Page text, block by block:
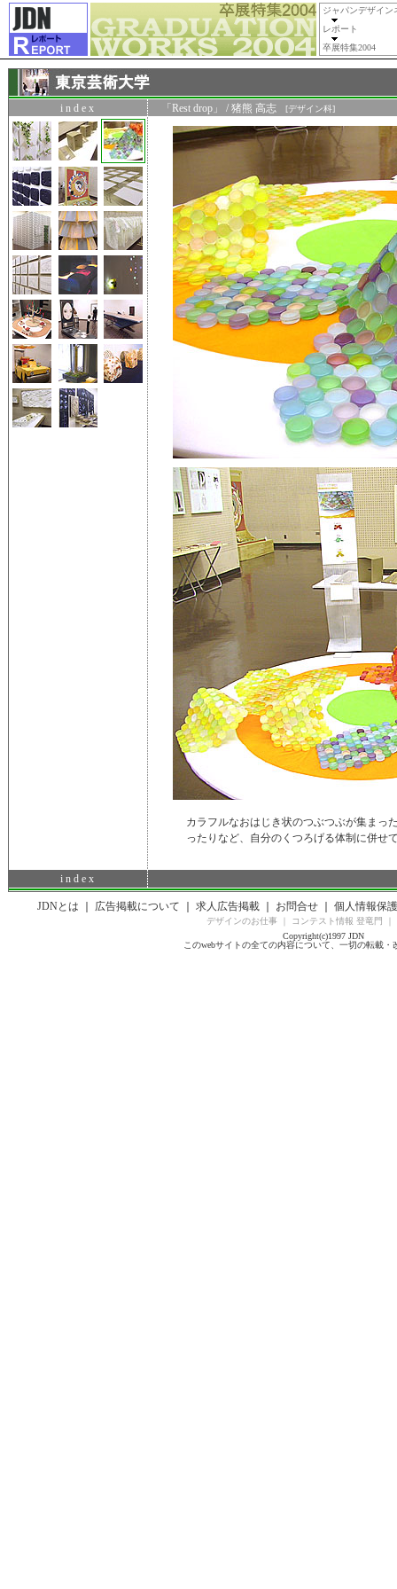
ジャパンデザイン
レポート
卒展特集2004
i n d e x 「Rest drop」 / 猪熊 高志 [デザイン科]
カラフルなおはじき状のつぶつぶが集まっ
ったりなど、自分のくつろげる体制に併せ
i n d e x
JDNとは 広告掲載について 求人広告掲載｜ お問合せ｜ 個人情報保
デザインのお仕事｜ コンテスト情報 登竜門
Copyright(c)1997 JDN
このwebサイトの全ての内容について、一切の転載・